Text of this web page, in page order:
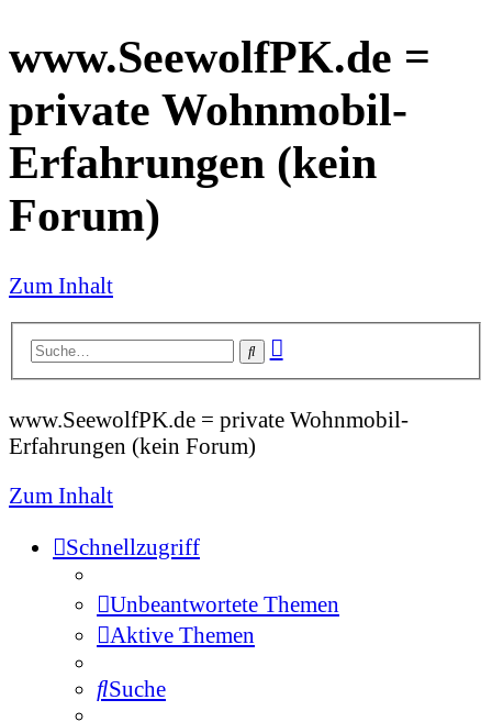
www.SeewolfPK.de =
private Wohnmobil-
Erfahrungen (kein
Forum)
Zum Inhalt
SucheErweiterte
www.SeewolfPK.de = private Wohnmobil-
Erfahrungen (kein Forum)
Zum Inhalt
Schnellzugriff
Unbeantwortete Themen
Aktive Themen
Suche